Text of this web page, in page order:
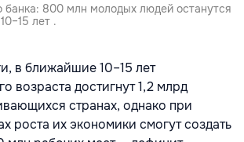
банка: 800 млн молодых людей останутся
лет .
в ближайшие 10–15 лет
возраста достигнут 1,2 млрд
странах, однако при
роста их экономики смогут создать